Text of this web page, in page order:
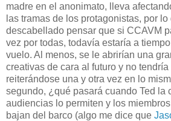
madre en el anonimato, lleva
las tramas de los protagonistas, por
descabellado pensar que si CCAVM
vez por todas, todavía estaría a
vuelo. Al menos, se le abrirían una
creativas de cara al futuro y no tendría
reiterándose una y otra vez en lo
segundo, ¿qué pasará cuando Ted la
audiencias lo permiten y los
bajan del barco (algo me dice que